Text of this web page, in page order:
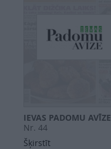
IEVAS PADOMU AVĪZE
Nr. 44
Šķirstīt